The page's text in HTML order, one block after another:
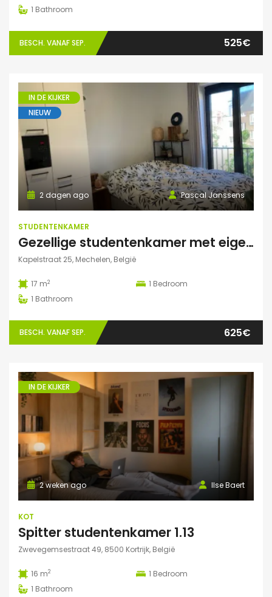
1 Bathroom
BESCH. VANAF SEP. 525€
IN DE KIJKER
NIEUW
Pascal Janssens
2 dagen ago
STUDENTENKAMER
Gezellige studentenkamer met eigen badkamer in Mechelen
Kapelstraat 25, Mechelen, België
17 m2 1 Bedroom
1 Bathroom
BESCH. VANAF SEP. 625€
IN DE KIJKER
Ilse Baert
2 weken ago
KOT
Spitter studentenkamer 1.13
Zwevegemsestraat 49, 8500 Kortrijk, België
16 m2 1 Bedroom
1 Bathroom